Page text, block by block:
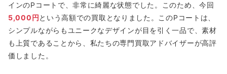
インのPコートで、非常に綺麗な状態でした。このため、今回
5,000円という高額での買取となりました。このPコートは、
シンプルながらもユニークなデザインが目を引く一品で、素材
も上質であることから、私たちの専門買取アドバイザーが高評
価しました。